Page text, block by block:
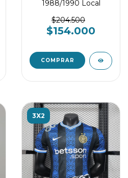
1988/1990 Local
$204.500
$154.000
COMPRAR
3X2